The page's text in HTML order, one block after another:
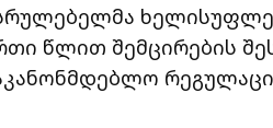
წლით შემცირების